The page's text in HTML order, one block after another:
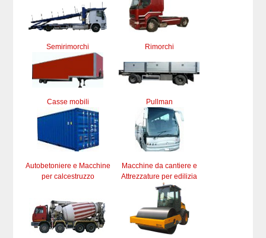
Semirimorchi Rimorchi
Casse mobili Pullman
Autobetoniere e Macchine
per calcestruzzo
Macchine da cantiere e
Attrezzature per edilizia